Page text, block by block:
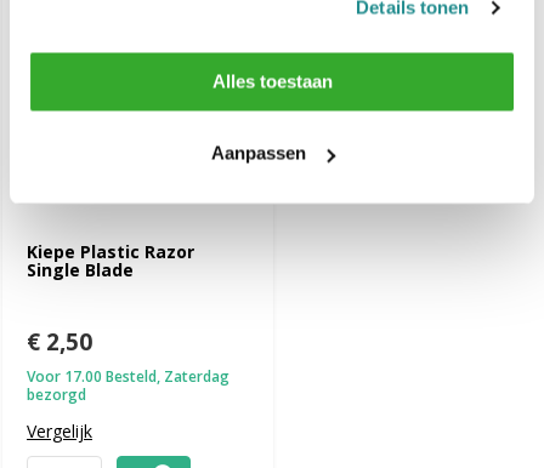
Details tonen
Alles toestaan
Aanpassen
Kiepe Plastic Razor
Single Blade
€ 2,50
Voor 17.00 Besteld, Zaterdag
bezorgd
Vergelijk